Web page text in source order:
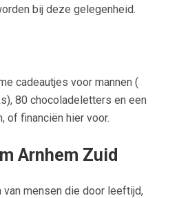
bij deze gelegenheid.
cadeautjes voor mannen (
80 chocoladeletters en een
of financiën hier voor.
Arnhem Zuid
mensen die door leeftijd,